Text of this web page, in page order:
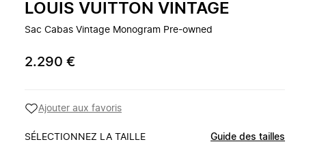
LOUIS VUITTON VINTAGE
Sac Cabas Vintage Monogram Pre-owned
2.290 €
Ajouter aux favoris
SÉLECTIONNEZ LA TAILLE Guide des tailles